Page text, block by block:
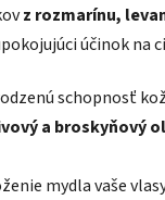
z rozmarínu,
účinok na
schopnosť
a broskyňový
mydla vaše